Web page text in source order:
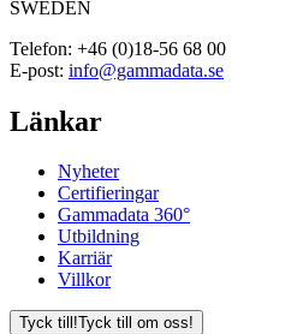
SWEDEN
Telefon: +46 (0)18-56 68 00
E-post: info@gammadata.se
Länkar
Nyheter
Certifieringar
Gammadata 360°
Utbildning
Karriär
Villkor
Tyck till!Tyck till om oss!